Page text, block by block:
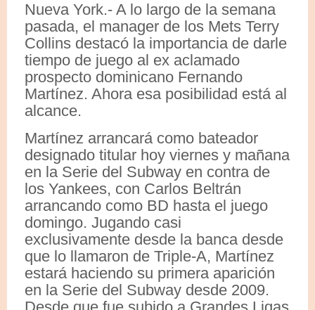
Nueva York.- A lo largo de la semana
pasada, el manager de los Mets Terry
Collins destacó la importancia de darle
tiempo de juego al ex aclamado
prospecto dominicano Fernando
Martínez. Ahora esa posibilidad está al
alcance.
Martínez arrancará como bateador
designado titular hoy viernes y mañana
en la Serie del Subway en contra de
los Yankees, con Carlos Beltrán
arrancando como BD hasta el juego
domingo. Jugando casi
exclusivamente desde la banca desde
que lo llamaron de Triple-A, Martínez
estará haciendo su primera aparición
en la Serie del Subway desde 2009.